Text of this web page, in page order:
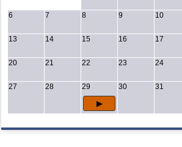
6 7 8 9 10
13 14 15 16 17
20 21 22 23 24
27 28 29 30 31